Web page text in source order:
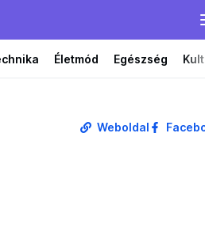
Életmód Egészség
Weboldal